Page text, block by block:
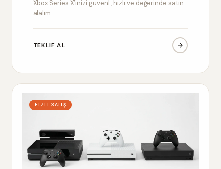
Xbox Series X’inizi güvenli, hızlı ve değerinde satın
alalım
TEKLIF AL
HIZLI SATIŞ